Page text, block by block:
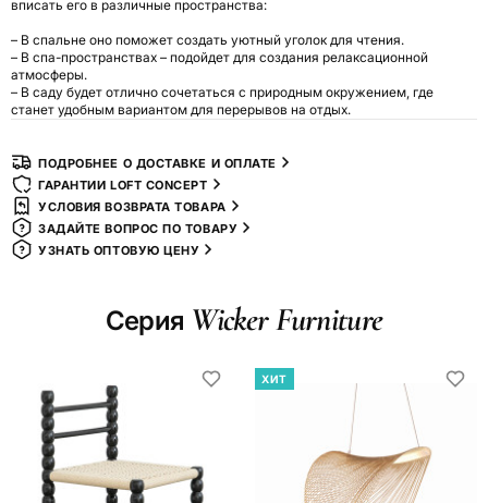
вписать его в различные пространства:
– В спальне оно поможет создать уютный уголок для чтения.
– В спа-пространствах – подойдет для создания релаксационной
атмосферы.
– В саду будет отлично сочетаться с природным окружением, где
станет удобным вариантом для перерывов на отдых.
ПОДРОБНЕЕ О ДОСТАВКЕ И ОПЛАТЕ
ГАРАНТИИ LOFT CONCEPT
УСЛОВИЯ ВОЗВРАТА ТОВАРА
ЗАДАЙТЕ ВОПРОС ПО ТОВАРУ
УЗНАТЬ ОПТОВУЮ ЦЕНУ
Серия Wicker Furniture
ХИТ